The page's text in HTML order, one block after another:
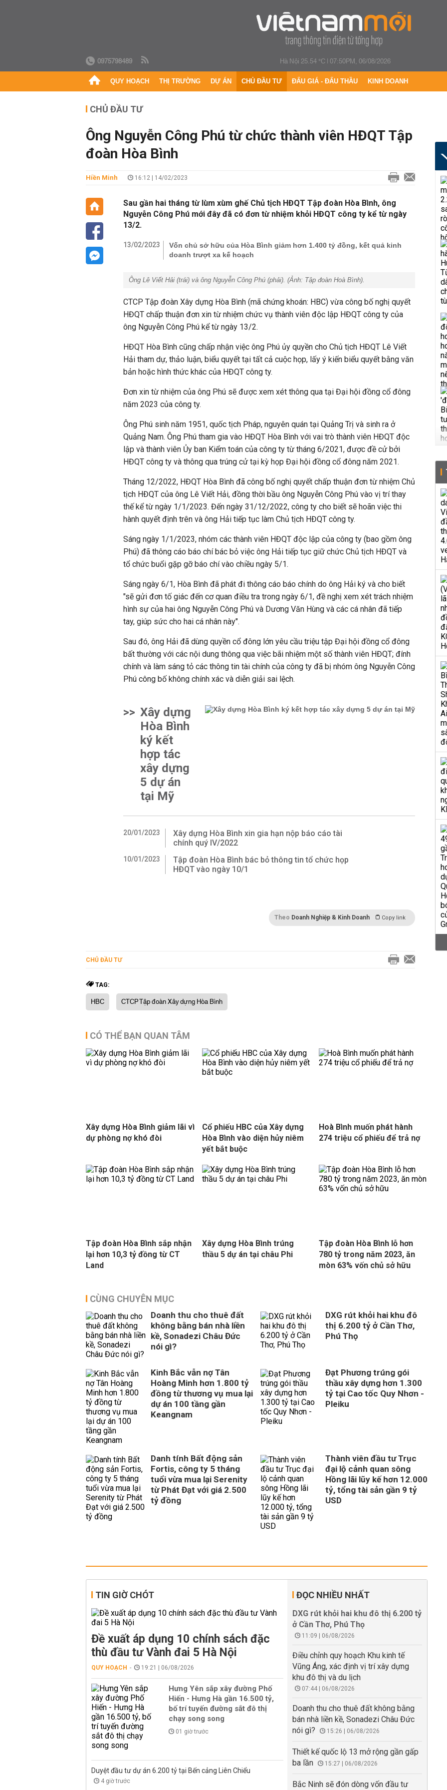
0975798489 Hà Nội 25.54 °C|07:50PM, 06/08/2026
QUY HOẠCH THỊ TRƯỜNG DỰ ÁN CHỦ ĐẦU TƯ ĐẤU GIÁ - ĐẤU THẦU KINH DOANH
CHỦ ĐẦU TƯ
Ông Nguyễn Công Phú từ chức thành viên HĐQT Tập
đoàn Hòa Bình
Hiền Minh 16:12 | 14/02/2023
Sau gần hai tháng từ lùm xùm ghế Chủ tịch HĐQT Tập đoàn Hòa Bình, ông
Nguyễn Công Phú mới đây đã có đơn từ nhiệm khỏi HĐQT công ty kể từ ngày
13/2.
13/02/2023
Vốn chủ sở hữu của Hòa Bình giảm hơn 1.400 tỷ đồng, kết quả kinh
doanh trượt xa kế hoạch
Ông Lê Viết Hải (trái) và ông Nguyễn Công Phú (phải). (Ảnh: Tập đoàn Hoà Bình).
CTCP Tập đoàn Xây dựng Hòa Bình (mã chứng khoán: HBC) vừa công bố nghị quyết
HĐQT chấp thuận đơn xin từ nhiệm chức vụ thành viên độc lập HĐQT công ty của
ông Nguyễn Công Phú kể từ ngày 13/2.
HĐQT Hòa Bình cũng chấp nhận việc ông Phú ủy quyền cho Chủ tịch HĐQT Lê Viết
Hải tham dự, thảo luận, biểu quyết tại tất cả cuộc họp, lấy ý kiến biểu quyết bằng văn
bản hoặc hình thức khác của HĐQT công ty.
Đơn xin từ nhiệm của ông Phú sẽ được xem xét thông qua tại Đại hội đồng cổ đông
năm 2023 của công ty.
Ông Phú sinh năm 1951, quốc tịch Pháp, nguyên quán tại Quảng Trị và sinh ra ở
Quảng Nam. Ông Phú tham gia vào HĐQT Hòa Bình với vai trò thành viên HĐQT độc
lập và thành viên Ủy ban Kiểm toán của công ty từ tháng 6/2021, được đề cử bởi
HĐQT công ty và thông qua trúng cử tại kỳ họp Đại hội đồng cổ đông năm 2021.
Tháng 12/2022, HĐQT Hòa Bình đã công bố nghị quyết chấp thuận đơn từ nhiệm Chủ
tịch HĐQT của ông Lê Viết Hải, đồng thời bầu ông Nguyễn Công Phú vào vị trí thay
thế kể từ ngày 1/1/2023. Đến ngày 31/12/2022, công ty cho biết sẽ hoãn việc thi
hành quyết định trên và ông Hải tiếp tục làm Chủ tịch HĐQT công ty.
Sáng ngày 1/1/2023, nhóm các thành viên HĐQT độc lập của công ty (bao gồm ông
Phú) đã thông cáo báo chí bác bỏ việc ông Hải tiếp tục giữ chức Chủ tịch HĐQT và
tổ chức buổi gặp gỡ báo chí vào chiều ngày 5/1.
Sáng ngày 6/1, Hòa Bình đã phát đi thông cáo báo chính do ông Hải ký và cho biết
"sẽ gửi đơn tố giác đến cơ quan điều tra trong ngày 6/1, đề nghị xem xét trách nhiệm
hình sự của hai ông Nguyễn Công Phú và Dương Văn Hùng và các cá nhân đã tiếp
tay, giúp sức cho hai cá nhân này".
Sau đó, ông Hải đã dùng quyền cổ đông lớn yêu cầu triệu tập Đại hội đồng cổ đông
bất thường với các nội dung thông qua việc bãi nhiệm một số thành viên HĐQT; đính
chính và làm sáng tỏ các thông tin tài chính của công ty đã bị nhóm ông Nguyễn Công
Phú công bố không chính xác và diễn giải sai lệch.
>> Xây dựng
Hòa Bình
ký kết
hợp tác
xây dựng
5 dự án
tại Mỹ
20/01/2023
Xây dựng Hòa Bình xin gia hạn nộp báo cáo tài
chính quý IV/2022
10/01/2023
Tập đoàn Hòa Bình bác bỏ thông tin tổ chức họp
HĐQT vào ngày 10/1
Theo Doanh Nghiệp & Kinh Doanh Copy link
CHỦ ĐẦU TƯ
TAG:
HBC CTCP Tập đoàn Xây dựng Hòa Bình
CÓ THỂ BẠN QUAN TÂM
Xây dựng Hòa Bình giảm lãi vì
dự phòng nợ khó đòi
Cổ phiếu HBC của Xây dựng
Hòa Bình vào diện hủy niêm
yết bắt buộc
Hoà Bình muốn phát hành
274 triệu cổ phiếu để trả nợ
Tập đoàn Hòa Bình sắp nhận
lại hơn 10,3 tỷ đồng từ CT
Land
Xây dựng Hòa Bình trúng
thầu 5 dự án tại châu Phi
Tập đoàn Hòa Bình lỗ hơn
780 tỷ trong năm 2023, ăn
mòn 63% vốn chủ sở hữu
CÙNG CHUYÊN MỤC
Doanh thu cho thuê đất
không bằng bán nhà liền
kề, Sonadezi Châu Đức
nói gì?
DXG rút khỏi hai khu đô
thị 6.200 tỷ ở Cần Thơ,
Phú Thọ
Kinh Bắc vẫn nợ Tân
Hoàng Minh hơn 1.800 tỷ
đồng từ thương vụ mua lại
dự án 100 tầng gần
Keangnam
Đạt Phương trúng gói
thầu xây dựng hơn 1.300
tỷ tại Cao tốc Quy Nhơn -
Pleiku
Danh tính Bất động sản
Fortis, công ty 5 tháng
tuổi vừa mua lại Serenity
từ Phát Đạt với giá 2.500
tỷ đồng
Thành viên đầu tư Trục
đại lộ cảnh quan sông
Hồng lãi lũy kế hơn 12.000
tỷ, tổng tài sản gần 9 tỷ
USD
TIN GIỜ CHÓT
Đề xuất áp dụng 10 chính sách đặc
thù đầu tư Vành đai 5 Hà Nội
QUY HOẠCH 19:21 | 06/08/2026
Hưng Yên sắp xây đường Phố
Hiến - Hưng Hà gần 16.500 tỷ,
bố trí tuyến đường sắt đô thị
chạy song song
01 giờ trước
Duyệt đầu tư dự án 6.200 tỷ tại Bến cảng Liên Chiểu
4 giờ trước
ĐỌC NHIỀU NHẤT
DXG rút khỏi hai khu đô thị 6.200 tỷ
ở Cần Thơ, Phú Thọ
11:09 | 06/08/2026
Điều chỉnh quy hoạch Khu kinh tế
Vũng Áng, xác định vị trí xây dựng
khu đô thị và du lịch
07:44 | 06/08/2026
Doanh thu cho thuê đất không bằng
bán nhà liền kề, Sonadezi Châu Đức
nói gì?
15:26 | 06/08/2026
Thiết kế quốc lộ 13 mở rộng gần gấp
ba lần
15:27 | 06/08/2026
Bắc Ninh sẽ đón dòng vốn đầu tư